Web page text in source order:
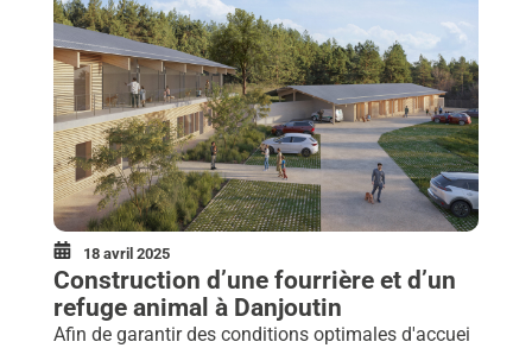
18 avril 2025
Construction d’une fourrière et d’un
refuge animal à Danjoutin
Afin de garantir des conditions optimales d'accuei